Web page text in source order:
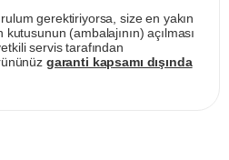
gerektiriyorsa, size en yakın
(ambalajının) açılması
servis tarafından
garanti kapsamı dışında